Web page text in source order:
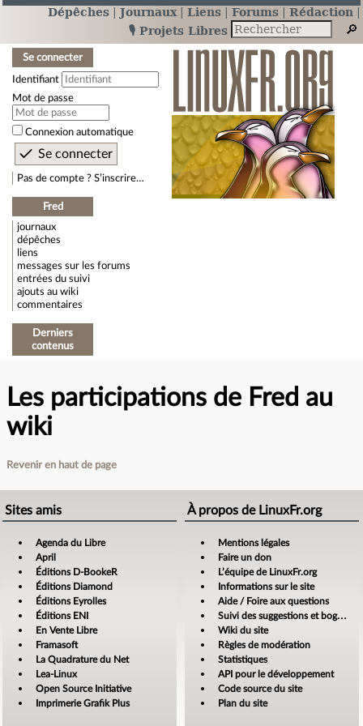
Dépêches Journaux Liens Forums
Rédaction
🎙️ Projets Libres
Se connecter
Identifiant
Mot de passe
Connexion automatique
Pas de compte ? S’inscrire…
Fred
journaux
dépêches
liens
messages sur les forums
entrées du suivi
ajouts au wiki
commentaires
Derniers
contenus
Les participations de Fred au
wiki
Revenir en haut de page
Sites amis
Agenda du Libre
April
Éditions D-BookeR
Éditions Diamond
Éditions Eyrolles
Éditions ENI
En Vente Libre
Framasoft
La Quadrature du Net
Lea-Linux
Open Source Initiative
Imprimerie Grafik Plus
À propos de LinuxFr.org
Mentions légales
Faire un don
L’équipe de LinuxFr.org
Informations sur le site
Aide / Foire aux questions
Suivi des suggestions et bogues
Wiki du site
Règles de modération
Statistiques
API pour le développement
Code source du site
Plan du site